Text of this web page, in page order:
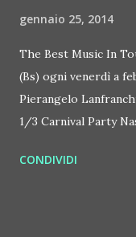
gennaio 25, 2014
The Best Music In
(Bs) ogni venerdì a
Pierangelo
1/3 Carnival Party
FOTO ALLEGATA
CONDIVIDI